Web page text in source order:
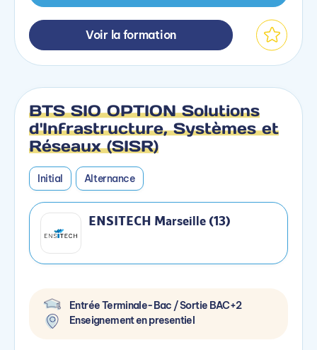
Voir la formation
BTS SIO OPTION Solutions
d'Infrastructure, Systèmes et
Réseaux (SISR)
Initial Alternance
ENSITECH Marseille (13)
Entrée Terminale-Bac / Sortie BAC+2
Enseignement en presentiel